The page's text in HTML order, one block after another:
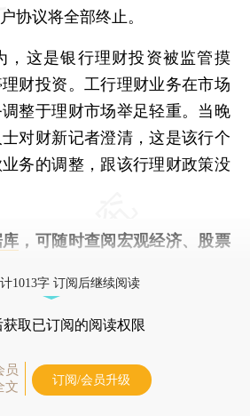
协议将全部终止。
这是银行理财投资被监管摸
财投资。工行理财业务在市场
整于理财市场举足轻重。当晚
对财新记者澄清，这是该行个
务的调整，跟该行理财政策没
，可随时查阅宏观经济、股票
1013字 订阅后继续阅读
获取已订阅的阅读权限
员
文
订阅/会员升级